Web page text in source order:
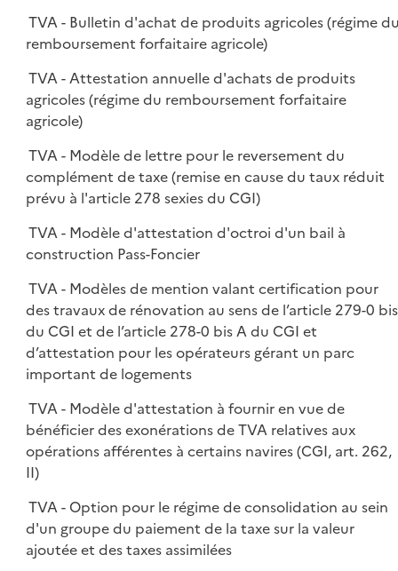
TVA - Bulletin d'achat de produits agricoles (régime
remboursement forfaitaire agricole)
TVA - Attestation annuelle d'achats de produits
agricoles (régime du remboursement forfaitaire
agricole)
TVA - Modèle de lettre pour le reversement du
complément de taxe (remise en cause du taux réduit
prévu à l'article 278 sexies du CGI)
TVA - Modèle d'attestation d'octroi d'un bail à
construction Pass-Foncier
TVA - Modèles de mention valant certification pour
des travaux de rénovation au sens de l’article 279-0 bis
du CGI et de l’article 278-0 bis A du CGI et
d’attestation pour les opérateurs gérant un parc
important de logements
TVA - Modèle d'attestation à fournir en vue de
bénéficier des exonérations de TVA relatives aux
opérations afférentes à certains navires (CGI, art. 262,
II)
TVA - Option pour le régime de consolidation au sein
d'un groupe du paiement de la taxe sur la valeur
ajoutée et des taxes assimilées